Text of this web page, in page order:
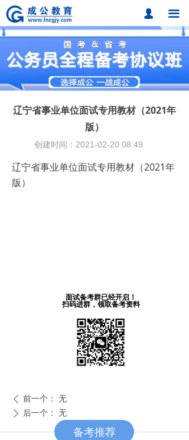
끀
首页
课程中心
题库中心
网校课程
成公合作
联系我们
넙
辽宁省事业单位面试专用教材（2021年
版）
辽宁省事业单位面试专用教材（2021年
版）
ꄴ 前一个： 无
ꄲ 后一个： 无
创建时间： 2021-02-20 08:49
备考推荐
面试备考群已经开启！
扫码进群，领取备考资料